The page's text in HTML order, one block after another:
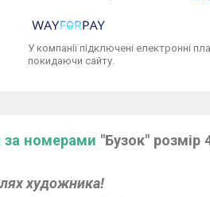
У компанії підключені електронні
покидаючи сайту.
за номерами "Бузок" розмір
художника!